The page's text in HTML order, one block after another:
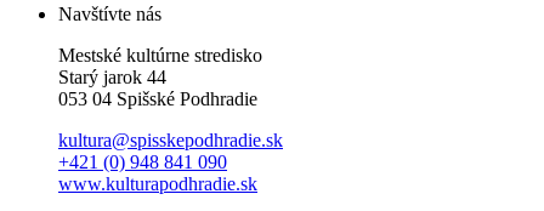
Navštívte nás
Mestské kultúrne stredisko
Starý jarok 44
053 04 Spišské Podhradie
kultura@spisskepodhradie.sk
+421 (0) 948 841 090
www.kulturapodhradie.sk